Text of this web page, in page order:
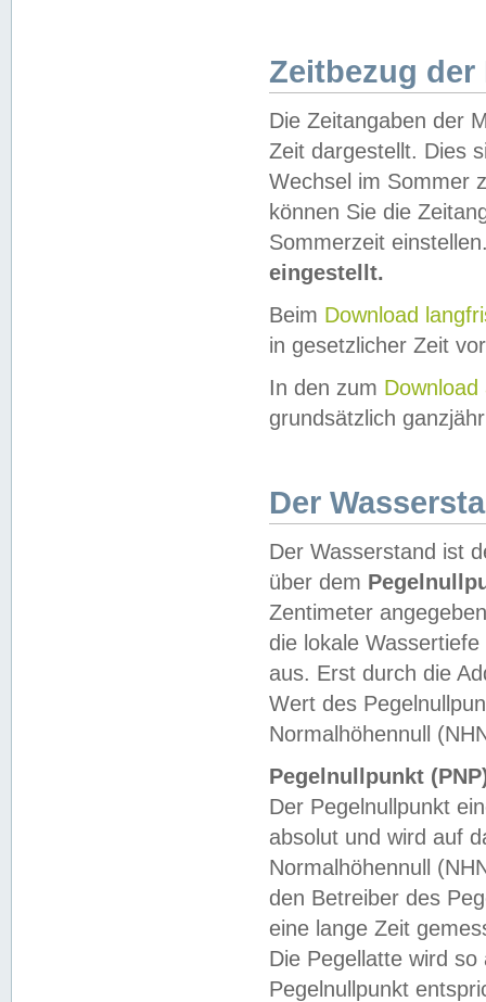
Zeitbezug der
Die Zeitangaben der
Zeit dargestellt. Dies
Wechsel im Sommer
können Sie die
Sommerzeit
eingestellt.
Beim Download
in gesetzlicher Zeit
In den zum Download
grundsätzlich
Der
Der Wasserstand ist
über dem
Zentimeter
die lokale
aus. Erst durch die
Wert des
Normalhöhennull
Pegelnullpunkt
Der Pegelnullpunkt
absolut und wird auf
Normalhöhennull
den Betreiber des
eine lange Zeit
Die Pegellatte wird
Pegelnullpunkt